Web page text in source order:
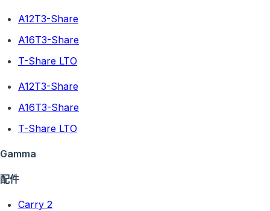
A12T3-Share
A16T3-Share
T-Share LTO
A12T3-Share
A16T3-Share
T-Share LTO
Gamma
配件
Carry 2